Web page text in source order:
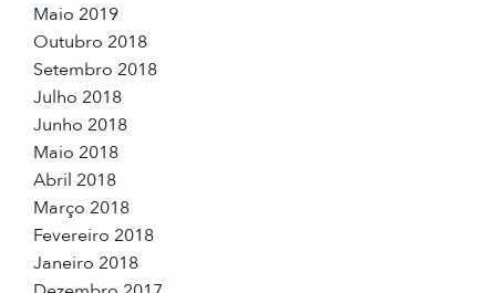
Maio 2019
Outubro 2018
Setembro 2018
Julho 2018
Junho 2018
Maio 2018
Abril 2018
Março 2018
Fevereiro 2018
Janeiro 2018